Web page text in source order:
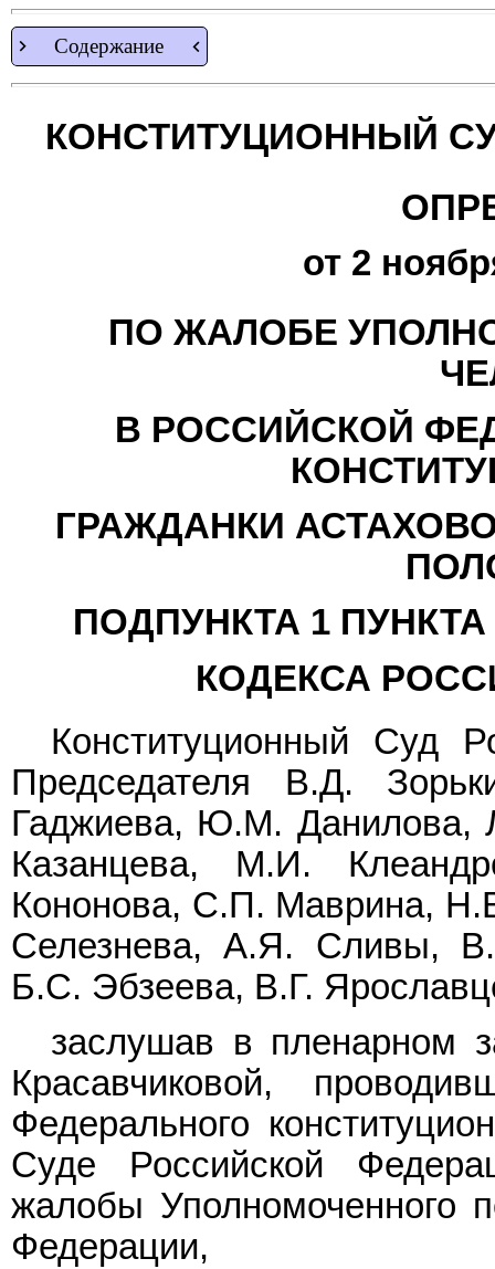
Содержание
КОНСТИТУЦИОННЫЙ
от 2
ПО ЖАЛОБЕ
В РОССИЙСКОЙ
ГРАЖДАНКИ
ПОДПУНКТА 1
КОДЕКСА
Конституционный Суд
Председателя В.Д.
Гаджиева, Ю.М.
Казанцева, М.И.
Кононова, С.П. Маврина,
Селезнева, А.Я. Сливы,
Б.С. Эбзеева, В.Г.
заслушав в пленарном
Красавчиковой,
Федерального
Суде Российской
жалобы Уполномоченного
Федерации,